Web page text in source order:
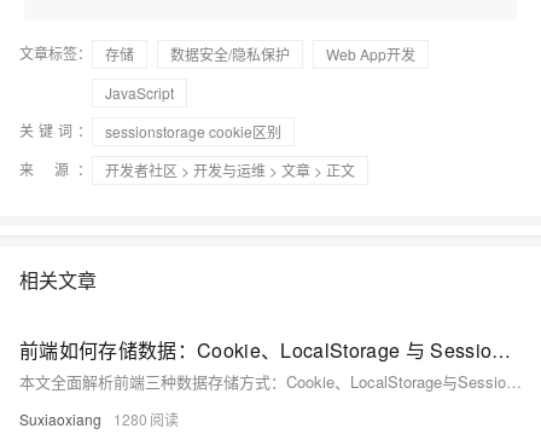
文章标签： 存储 数据安全/隐私保护
Web App开发
JavaScript
关键词：
sessionstorage cookie区别
来 源：
开发者社区 > 开发与运维 > 文章 > 正文
相关文章
前端如何存储数据：Cookie、LocalStorage 与 SessionStorage 全面解析
本文全面解析前端三种数据存储方式：Cookie、LocalStorage与SessionStorage。涵盖其定义、使用方法、生命周期、优缺点及典型应用场景，帮助开发者根据登录状态、用户偏好、会话控制等需求，选择合适的存储方案，提升Web应用的性能与安全性。（238字）
Suxiaoxiang 1280